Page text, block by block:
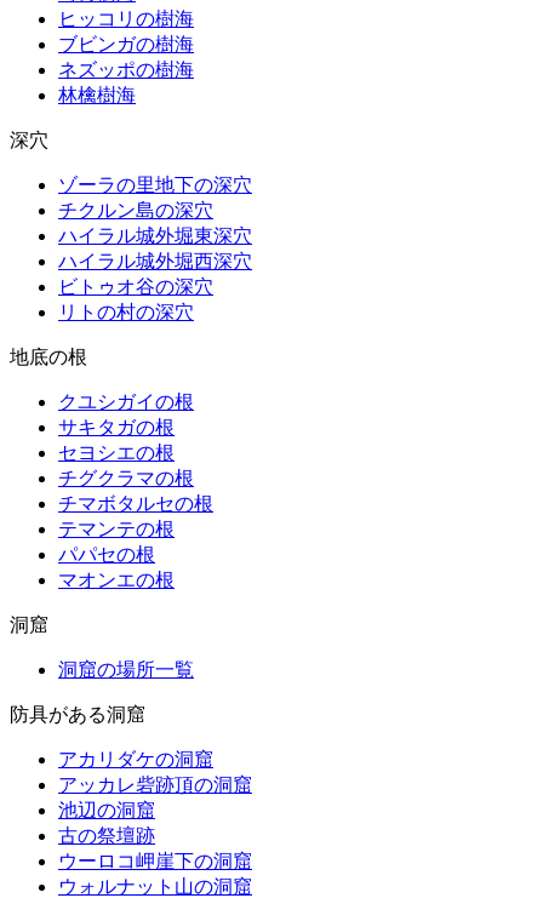
ヒッコリの樹海
ブビンガの樹海
ネズッポの樹海
林檎樹海
深穴
ゾーラの里地下の深穴
チクルン島の深穴
ハイラル城外堀東深穴
ハイラル城外堀西深穴
ビトゥオ谷の深穴
リトの村の深穴
地底の根
クユシガイの根
サキタガの根
セヨシエの根
チグクラマの根
チマボタルセの根
テマンテの根
パパセの根
マオンエの根
洞窟
洞窟の場所一覧
防具がある洞窟
アカリダケの洞窟
アッカレ砦跡頂の洞窟
池辺の洞窟
古の祭壇跡
ウーロコ岬崖下の洞窟
ウォルナット山の洞窟